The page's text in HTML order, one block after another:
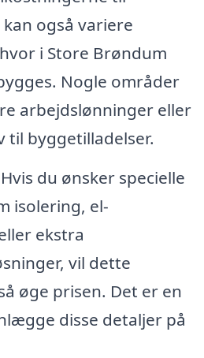
også variere
i Store Brøndum
Nogle områder
arbejdslønninger eller
til byggetilladelser.
Hvis du ønsker specielle
isolering, el-
ekstra
vil dette
øge prisen. Det er en
disse detaljer på